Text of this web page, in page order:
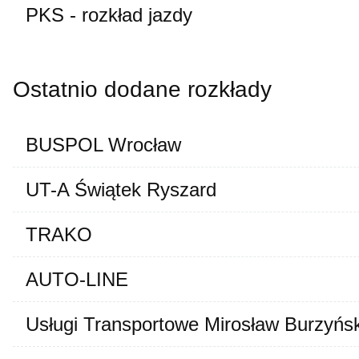
PKS - rozkład jazdy
Ostatnio dodane rozkłady
BUSPOL Wrocław
UT-A Świątek Ryszard
TRAKO
AUTO-LINE
Usługi Transportowe Mirosław